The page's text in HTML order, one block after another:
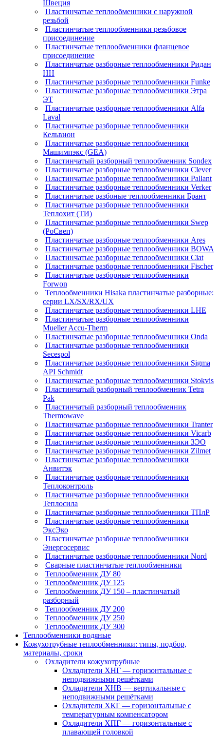
Швеция
Пластинчатые теплообменники с наружной
резьбой
Пластинчатые теплообменники резьбовое
присоединение
Пластинчатые теплообменники фланцевое
присоединение
Пластинчатые разборные теплообменники Ридан
НН
Пластинчатые разборные теплообменники Funke
Пластинчатые разборные теплообменники Этра
ЭТ
Пластинчатые разборные теплообменники Alfa
Laval
Пластинчатые разборные теплообменники
Кельвион
Пластинчатые разборные теплообменники
Машимпэкс (GEA)
Пластинчатый разборный теплообменник Sondex
Пластинчатые разборные теплообменники Clever
Пластинчатые разборные теплообменники Pallant
Пластинчатые разборные теплообменники Verker
Пластинчатые разбоные теплообменники Брант
Пластинчатые разборные теплообменники
Теплохит (ТИ)
Пластинчатые разборные теплообменники Swep
(РоСвеп)
Пластинчатые разборные теплообменники Ares
Пластинчатые разборные теплообменники BOWA
Пластинчатые разборные теплообменники Ciat
Пластинчатые разборные теплообменники Fischer
Пластинчатые разборные теплообменники
Forwon
Теплообменники Hisaka пластинчатые разборные:
серии LX/SX/RX/UX
Пластинчатые разборные теплообменники LHE
Пластинчатые разборные теплообменники
Mueller Accu-Therm
Пластинчатые разборные теплообменники Onda
Пластинчатые разборные теплообменники
Secespol
Пластинчатые разборные теплообменники Sigma
API Schmidt
Пластинчатые разборные теплообменники Stokvis
Пластинчатый разборный теплообменник Tetra
Pak
Пластинчатый разборный теплообменник
Thermowave
Пластинчатые разборные теплообменники Tranter
Пластинчатые разборные теплообменники Vicarb
Пластинчатые разборные теплообменники ЗЭО
Пластинчатые разборные теплообменники Zilmet
Пластинчатые разборные теплообменники
Анвитэк
Пластинчатые разборные теплообменники
Теплоконтроль
Пластинчатые разборные теплообменники
Теплосила
Пластинчатые разборные теплообменники ТПлР
Пластинчатые разборные теплообменники
ЭксЭко
Пластинчатые разборные теплообменники
Энергосервис
Пластинчатые разборные теплообменники Nord
Сварные пластинчатые теплообменники
Теплообменник ДУ 80
Теплообменник ДУ 125
Теплообменник ДУ 150 – пластинчатый
разборный
Теплообменник ДУ 200
Теплообменник ДУ 250
Теплообменник ДУ 300
Теплообменники водяные
Кожухотрубные теплообменники: типы, подбор,
материалы, сроки
Охладители кожухотрубные
Охладители ХНГ — горизонтальные с
неподвижными решётками
Охладители ХНВ — вертикальные с
неподвижными решётками
Охладители ХКГ — горизонтальные с
температурным компенсатором
Охладители ХПГ — горизонтальные с
плавающей головкой